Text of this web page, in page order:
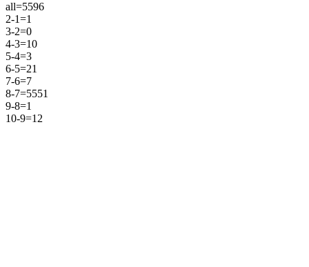
all=5596
2-1=1
3-2=0
4-3=10
5-4=3
6-5=21
7-6=7
8-7=5551
9-8=1
10-9=12